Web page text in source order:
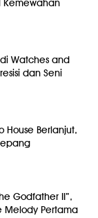
Kemewahan
Watches and
dan Seni
House Berlanjut,
Godfather II”,
Melody Pertama